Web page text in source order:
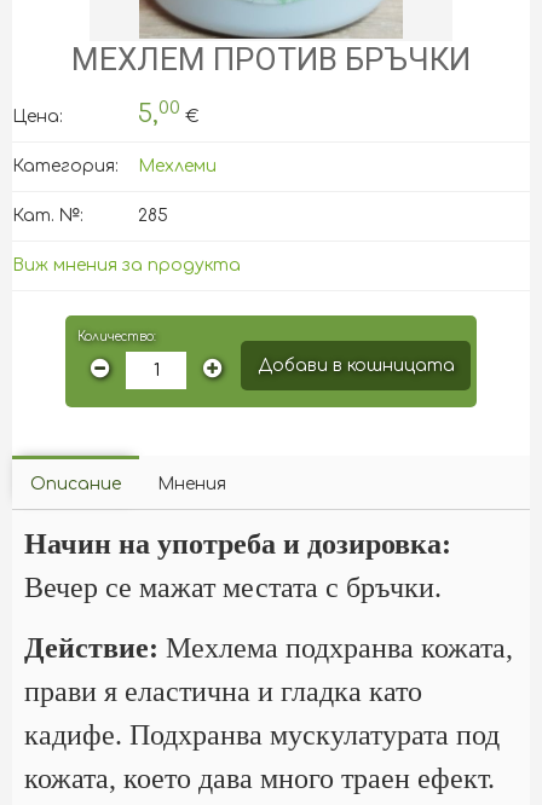
МЕХЛЕМ ПРОТИВ БРЪЧКИ
Цена: 5,00 €
Категория: Мехлеми
Кат. №: 285
Виж мнения за продукта
Количество:
Добави в кошницата
Описание Мнения
Начин на употреба и дозировка:
Вечер се мажат местата с бръчки.
Действие: Мехлема подхранва кожата,
прави я еластична и гладка като
кадифе. Подхранва мускулатурата под
кожата, което дава много траен ефект.